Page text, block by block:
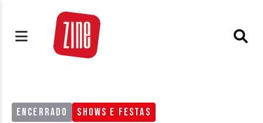
ENCERRADO SHOWS E FESTAS